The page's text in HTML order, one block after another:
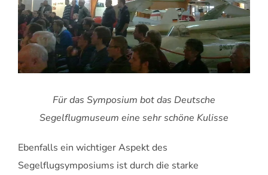
Für das Symposium bot das Deutsche
Segelflugmuseum eine sehr schöne Kulisse
Ebenfalls ein wichtiger Aspekt des
Segelflugsymposiums ist durch die starke